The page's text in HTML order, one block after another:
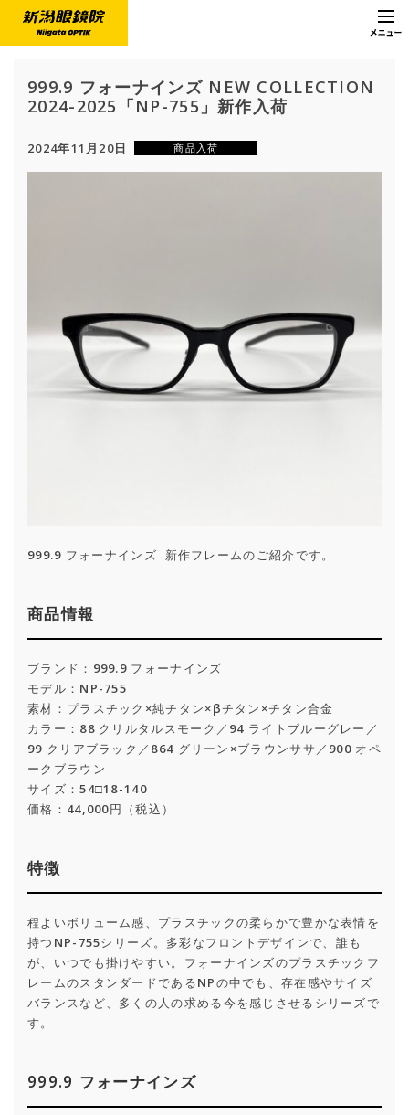
999.9 フォーナインズ NEW COLLECTION
2024-2025「NP-755」新作入荷
2024年11月20日 商品入荷
999.9 フォーナインズ 新作フレームのご紹介です。
商品情報
ブランド：999.9 フォーナインズ
モデル：NP-755
素材：プラスチック×純チタン×βチタン×チタン合金
カラー：88 クリルタルスモーク／94 ライトブルーグレー／
99 クリアブラック／864 グリーン×ブラウンササ／900 オペ
ークブラウン
サイズ：54□18-140
価格：44,000円（税込）
特徴
程よいボリューム感、プラスチックの柔らかで豊かな表情を
持つNP-755シリーズ。多彩なフロントデザインで、誰も
が、いつでも掛けやすい。フォーナインズのプラスチックフ
レームのスタンダードであるNPの中でも、存在感やサイズ
バランスなど、多くの人の求める今を感じさせるシリーズで
す。
999.9 フォーナインズ